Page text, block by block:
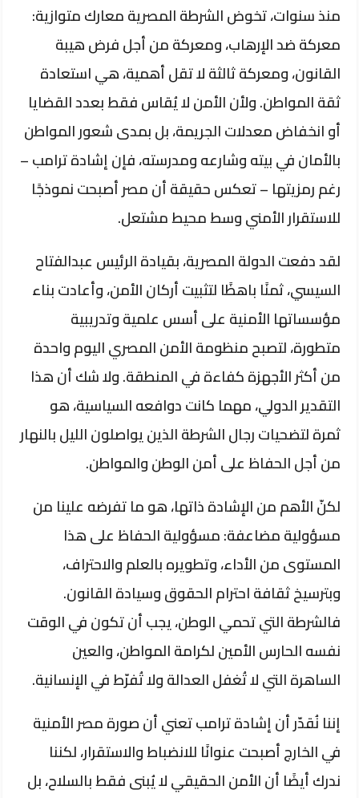
منذ سنوات، تخوض الشرطة المصرية معارك متوازية:
معركة ضد الإرهاب، ومعركة من أجل فرض هيبة
القانون، ومعركة ثالثة لا تقل أهمية، هي استعادة
ثقة المواطن. ولأن الأمن لا يُقاس فقط بعدد القضايا
أو انخفاض معدلات الجريمة، بل بمدى شعور المواطن
بالأمان في بيته وشارعه ومدرسته، فإن إشادة ترامب –
رغم رمزيتها – تعكس حقيقة أن مصر أصبحت نموذجًا
للاستقرار الأمني وسط محيط مشتعل.
لقد دفعت الدولة المصرية، بقيادة الرئيس عبدالفتاح
السيسي، ثمنًا باهظًا لتثبيت أركان الأمن، وأعادت بناء
مؤسساتها الأمنية على أسس علمية وتدريبية
متطورة، لتصبح منظومة الأمن المصري اليوم واحدة
من أكثر الأجهزة كفاءة في المنطقة. ولا شك أن هذا
التقدير الدولي، مهما كانت دوافعه السياسية، هو
ثمرة لتضحيات رجال الشرطة الذين يواصلون الليل بالنهار
من أجل الحفاظ على أمن الوطن والمواطن.
لكنّ الأهم من الإشادة ذاتها، هو ما تفرضه علينا من
مسؤولية مضاعفة: مسؤولية الحفاظ على هذا
المستوى من الأداء، وتطويره بالعلم والاحتراف،
وبترسيخ ثقافة احترام الحقوق وسيادة القانون.
فالشرطة التي تحمي الوطن، يجب أن تكون في الوقت
نفسه الحارس الأمين لكرامة المواطن، والعين
الساهرة التي لا تُغفل العدالة ولا تُفرّط في الإنسانية.
إننا نُقدّر أن إشادة ترامب تعني أن صورة مصر الأمنية
في الخارج أصبحت عنوانًا للانضباط والاستقرار، لكننا
ندرك أيضًا أن الأمن الحقيقي لا يُبنى فقط بالسلاح، بل